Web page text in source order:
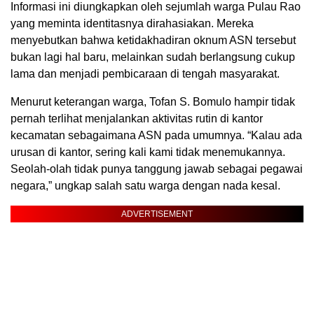
Informasi ini diungkapkan oleh sejumlah warga Pulau Rao
yang meminta identitasnya dirahasiakan. Mereka
menyebutkan bahwa ketidakhadiran oknum ASN tersebut
bukan lagi hal baru, melainkan sudah berlangsung cukup
lama dan menjadi pembicaraan di tengah masyarakat.
Menurut keterangan warga, Tofan S. Bomulo hampir tidak
pernah terlihat menjalankan aktivitas rutin di kantor
kecamatan sebagaimana ASN pada umumnya. “Kalau ada
urusan di kantor, sering kali kami tidak menemukannya.
Seolah-olah tidak punya tanggung jawab sebagai pegawai
negara,” ungkap salah satu warga dengan nada kesal.
ADVERTISEMENT